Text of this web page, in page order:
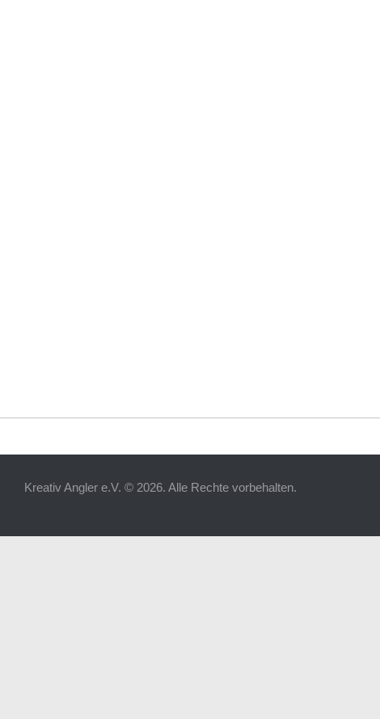
Kreativ Angler e.V. © 2026. Alle Rechte vorbehalten.